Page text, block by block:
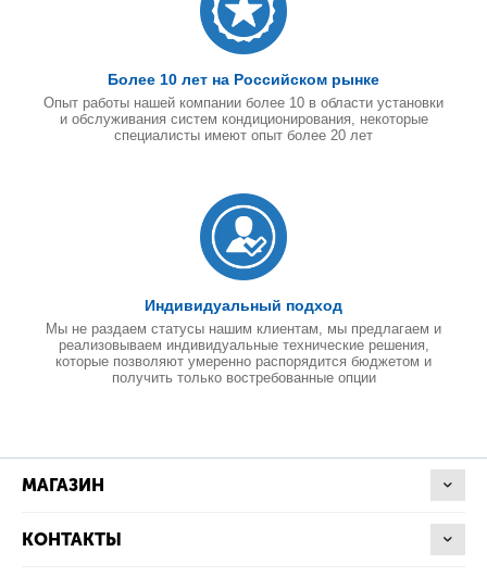
Более 10 лет на Российском рынке
Опыт работы нашей компании более 10 в области установки
и обслуживания систем кондиционирования, некоторые
специалисты имеют опыт более 20 лет
Индивидуальный подход
Мы не раздаем статусы нашим клиентам, мы предлагаем и
реализовываем индивидуальные технические решения,
которые позволяют умеренно распорядится бюджетом и
получить только востребованные опции
МАГАЗИН
КОНТАКТЫ